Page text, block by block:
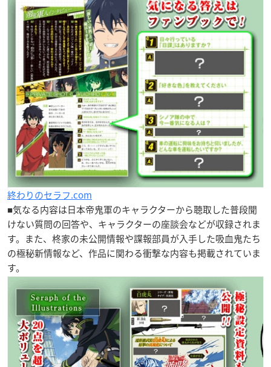
終わりのセラフ.com
■気なる内容は日本帝鬼軍のキャラクターから聴取した普段聞
けない質問の回答や、キャラクターの座談会などが収録されま
す。また、柊家の未公開情報や諜報部員が入手した吸血鬼たち
の極秘新情報など、作品に関わる衝撃な内容も掲載されていま
す。